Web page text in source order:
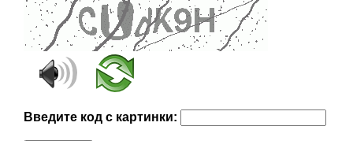
Введите код с картинки: